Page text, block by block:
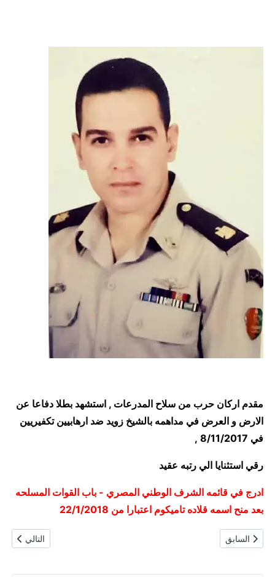
مقدم اركان حرب من سلاح المدرعات , استشهد بطلا دفاعا عن
الارض و العرض في مداهمه بالشيخ زويد ضد ارهابيين تكفيريين
في 8/11/2017 ,
رقي استثنايا الي رتبه عقيد
ادرج في قائمه الشرف الوطني المصري - باب القوات المسلحه
بعد منح اسمه قلاده تاميكوم اعتبارا من 22/1/2018
المقال السابق: نقيب شهيد / محمد هشام اسماعيل
السابق المقال
التالي